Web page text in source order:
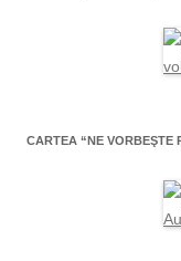
CARTEA “NE VORBEŞTE